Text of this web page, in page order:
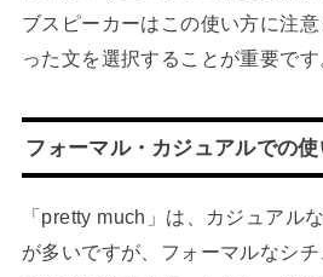
ブスピーカーはこの使い方に注
った文を選択することが重要です
フォーマル・カジュアルでの
「pretty much」は、カジュアル
が多いですが、フォーマルなシ